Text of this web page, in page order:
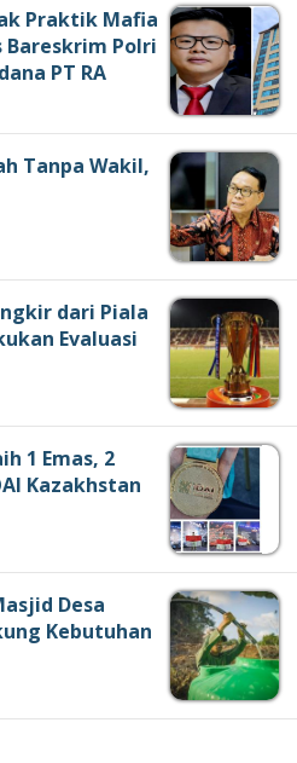
Praktik Mafia
Polri
PT RA
Tanpa Wakil,
dari Piala
Evaluasi
1 Emas, 2
Kazakhstan
Desa
Kebutuhan